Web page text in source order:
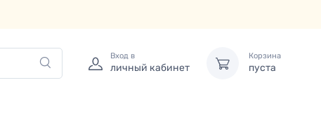
Вход в
личный кабинет
Корзина
пуста